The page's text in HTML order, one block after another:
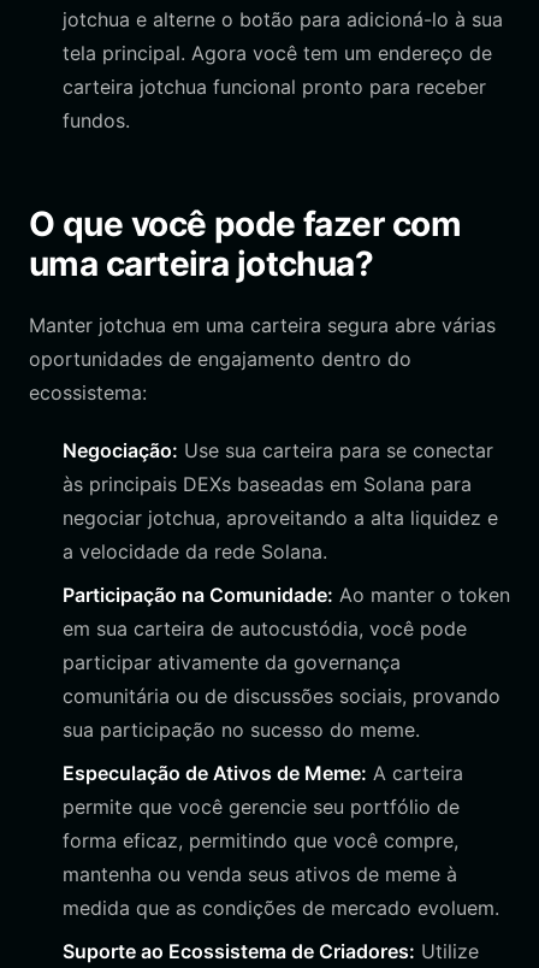
jotchua e alterne o botão para adicioná-lo à sua
tela principal. Agora você tem um endereço de
carteira jotchua funcional pronto para receber
fundos.
O que você pode fazer com
uma carteira jotchua?
Manter jotchua em uma carteira segura abre várias
oportunidades de engajamento dentro do
ecossistema:
Negociação: Use sua carteira para se conectar
às principais DEXs baseadas em Solana para
negociar jotchua, aproveitando a alta liquidez e
a velocidade da rede Solana.
Participação na Comunidade: Ao manter o token
em sua carteira de autocustódia, você pode
participar ativamente da governança
comunitária ou de discussões sociais, provando
sua participação no sucesso do meme.
Especulação de Ativos de Meme: A carteira
permite que você gerencie seu portfólio de
forma eficaz, permitindo que você compre,
mantenha ou venda seus ativos de meme à
medida que as condições de mercado evoluem.
Suporte ao Ecossistema de Criadores: Utilize